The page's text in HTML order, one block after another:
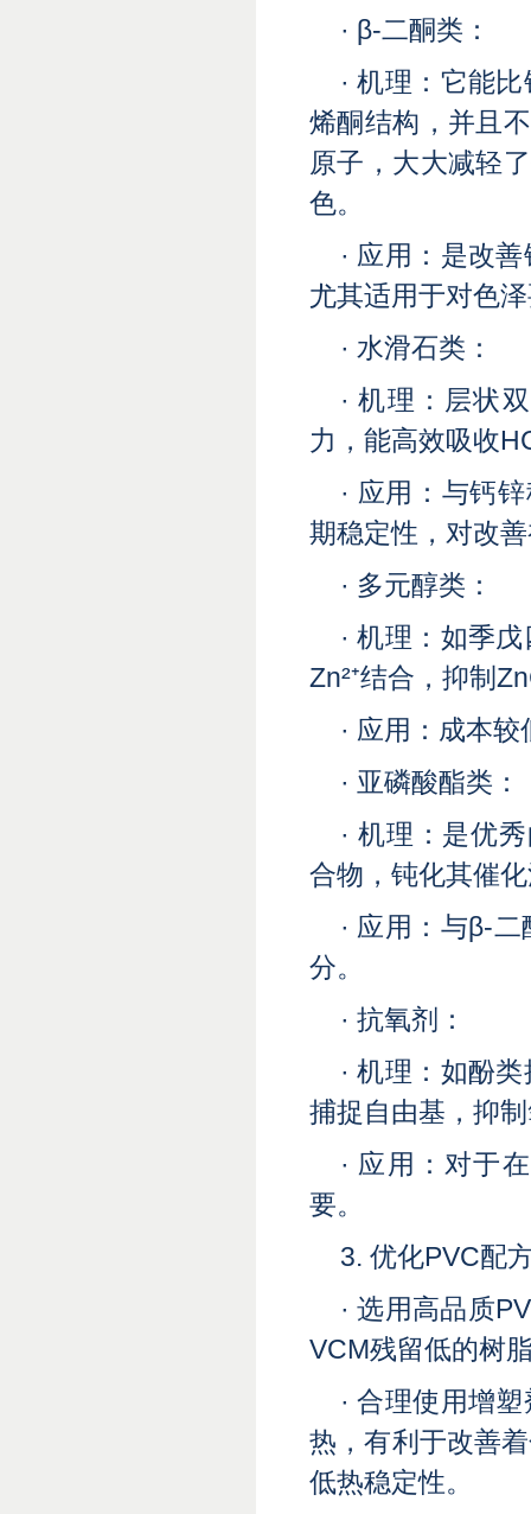
· β-二酮类：
· 机理：它能
烯酮结构，并且
原子，大大减轻
色。
· 应用：是改
尤其适用于对色
· 水滑石类：
· 机理：层状
力，能高效吸收
· 应用：与钙
期稳定性，对改
· 多元醇类：
· 机理：如季
Zn²⁺结合，抑制
· 应用：成本
· 亚磷酸酯类：
· 机理：是优
合物，钝化其催
· 应用：与β-
分。
· 抗氧剂：
· 机理：如酚
捕捉自由基，抑
· 应用：对于
要。
3. 优化PVC配
· 选用高品质
VCM残留低的树
· 合理使用增
热，有利于改善
低热稳定性。